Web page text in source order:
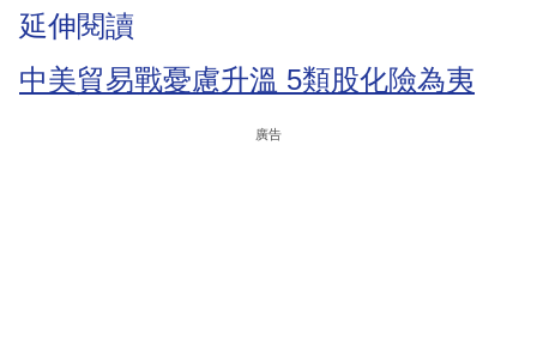
延伸閱讀
中美貿易戰憂慮升溫 5類股化險為夷
廣告